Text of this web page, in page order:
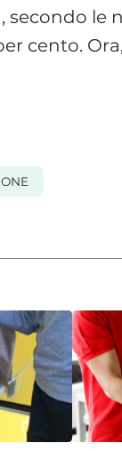
secondo le
cento.